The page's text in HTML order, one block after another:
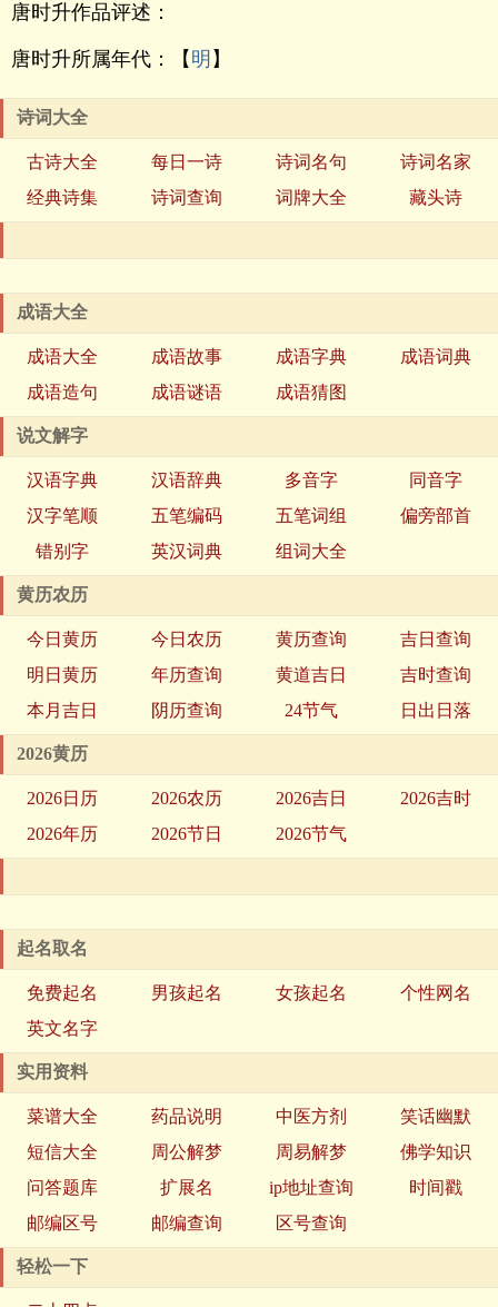
唐时升作品评述：
唐时升所属年代：【 明 】
诗词大全
古诗大全 每日一诗 诗词名句
诗词名家
经典诗集
诗词查询 词牌大全 藏头诗
成语大全
成语大全 成语故事 成语字典
成语词典
成语造句
成语谜语 成语猜图
说文解字
汉语字典 汉语辞典 多音字
同音字
汉字笔顺
五笔编码 五笔词组
偏旁部首
错别字
英汉词典 组词大全
黄历农历
今日黄历 今日农历 黄历查询
吉日查询
明日黄历
年历查询 黄道吉日
吉时查询
本月吉日
阴历查询 24节气 日出日落
2026黄历
2026日历 2026农历 2026吉日
2026吉时
2026年历
2026节日 2026节气
起名取名
免费起名 男孩起名 女孩起名
个性网名
英文名字
实用资料
菜谱大全 药品说明 中医方剂
笑话幽默
短信大全
周公解梦 周易解梦
佛学知识
问答题库
扩展名 ip地址查询
时间戳
邮编区号
邮编查询 区号查询
轻松一下